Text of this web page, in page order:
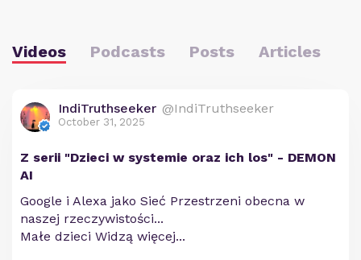
Videos Podcasts Posts Articles
IndiTruthseeker @IndiTruthseeker
October 31, 2025
Z serii "Dzieci w systemie oraz ich los" - DEMON
AI
Google i Alexa jako Sieć Przestrzeni obecna w
naszej rzeczywistości...
Małe dzieci Widzą więcej...